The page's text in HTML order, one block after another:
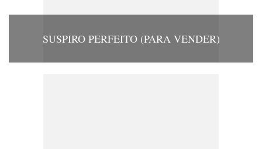
SUSPIRO PERFEITO (PARA VENDER)